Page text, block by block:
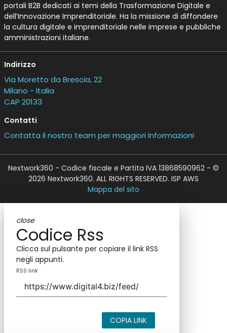
portali B2B dedicati ai temi della Trasformazione Digitale e
dell’Innovazione Imprenditoriale. Ha la missione di diffondere
la cultura digitale e imprenditoriale nelle imprese e pubbliche
amministrazioni italiane.
Indirizzo
Via Moretto da Brescia, 22
Milano - Italia
CAP 20133
Contatti
Contatta il nostro team per maggiori informazioni
Nextwork360 - Codice fiscale e Partita IVA 13868590962 - ©
2026 Nextwork360. ALL RIGHTS RESERVED. ISP AWS
Mappa del sito
close
Codice Rss
Clicca sul pulsante per copiare il link RSS
negli appunti.
RSS link
COPIA LINK